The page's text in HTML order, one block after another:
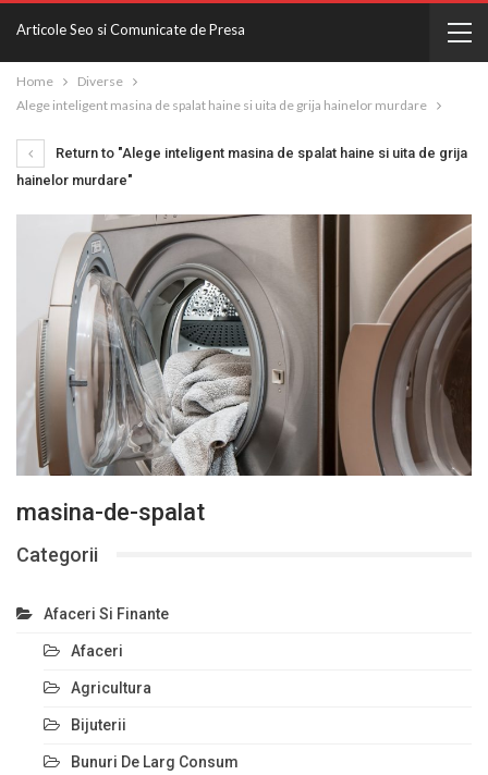
Articole Seo si Comunicate de Presa
Home
Diverse
Alege inteligent masina de spalat haine si uita de grija hainelor murdare
Return to "Alege inteligent masina de spalat haine si uita de grija
hainelor murdare"
masina-de-spalat
Categorii
Afaceri Si Finante
Afaceri
Agricultura
Bijuterii
Bunuri De Larg Consum